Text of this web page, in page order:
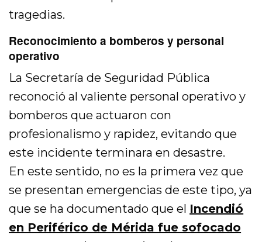
tragedias.
Reconocimiento a bomberos y personal
operativo
La Secretaría de Seguridad Pública
reconoció al valiente personal operativo y
bomberos que actuaron con
profesionalismo y rapidez, evitando que
este incidente terminara en desastre.
En este sentido, no es la primera vez que
se presentan emergencias de este tipo, ya
que se ha documentado que el Incendió
en Periférico de Mérida fue sofocado